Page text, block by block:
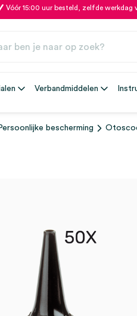
Vóór 15:00 uur besteld, zelfde werkdag
Verbandmiddelen
Persoonlijke bescherming